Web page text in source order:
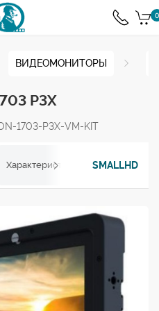
0
ВИДЕОМОНИТОРЫ
P3X
1703-P3X-VM-KIT
Характеристики Отзывы
SMALLHD